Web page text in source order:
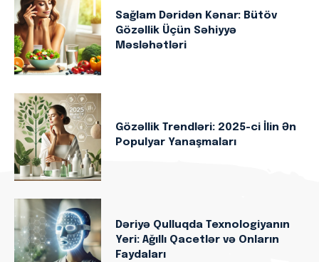
Sağlam Dəridən Kənar: Bütöv
Gözəllik Üçün Səhiyyə
Məsləhətləri
Gözəllik Trendləri: 2025-ci İlin Ən
Populyar Yanaşmaları
Dəriyə Qulluqda Texnologiyanın
Yeri: Ağıllı Qacetlər və Onların
Faydaları